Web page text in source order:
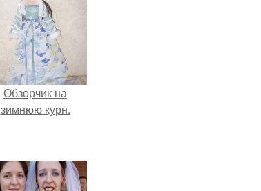
Обзорчик на
зимнюю курн.